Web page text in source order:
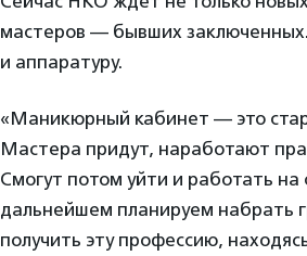
мастеров — бывших
и аппаратуру.
«Маникюрный кабинет — это
Мастера придут, наработают
Смогут потом уйти и работать на
дальнейшем планируем набрать
получить эту профессию,